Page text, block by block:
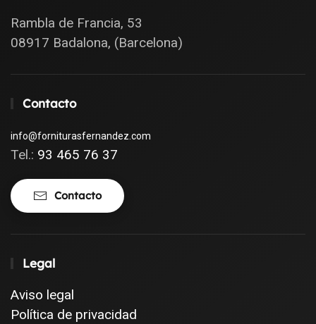
Rambla de Francia, 53
08917 Badalona, (Barcelona)
Contacto
info@forniturasfernandez.com
Tel.: 93 465 76 37
Contacto
Legal
Aviso legal
Política de privacidad